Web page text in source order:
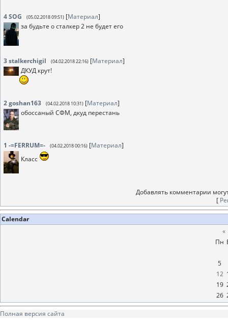
4SOG (05.02.2018 09:51) [Материал]
за будьте о сталкер 2 не будет его
3stalkerchigil (04.02.2018 22:16) [Материал]
ДКУД крут!
2goshan163 (04.02.2018 10:31) [Материал]
обоссаный СФМ, дкуд перестань
1 -=FERRUM=- (04.02.2018 00:16) [Материал]
Класс
Добавлять комментарии
[
Calendar
«
Пн
5
12
19
26
Полная версия сайта